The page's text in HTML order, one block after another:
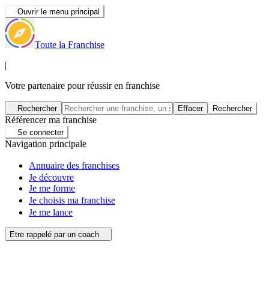
Ouvrir le menu principal
Toute la Franchise
|
Votre partenaire pour réussir en franchise
Rechercher Effacer Rechercher
Référencer ma franchise
Se connecter
Navigation principale
Annuaire des franchises
Je découvre
Je me forme
Je choisis ma franchise
Je me lance
Etre rappelé par un coach